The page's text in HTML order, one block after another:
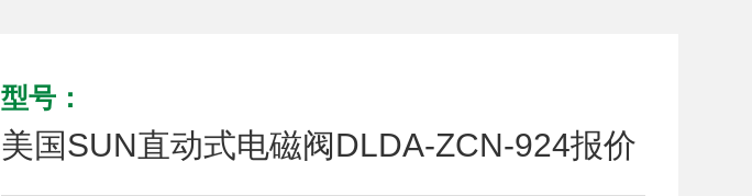
型号：
美国SUN直动式电磁阀DLDA-ZCN-924报价